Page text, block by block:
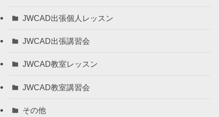
JWCAD出張個人レッスン
JWCAD出張講習会
JWCAD教室レッスン
JWCAD教室講習会
その他